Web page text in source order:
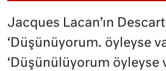
Jacques Lacan’ın
‘Düşünüyorum. öyleyse
‘Düşünülüyorum öyleyse